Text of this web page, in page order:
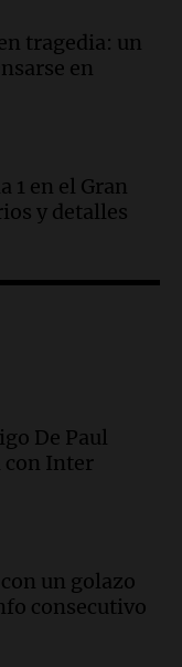
para una
y el
Pourrain:
para
regresó"
hasta
que
primer
no sé si
llegó"
tragedia: un
en
1 en el Gran
y detalles
De Paul
con Inter
un golazo
consecutivo